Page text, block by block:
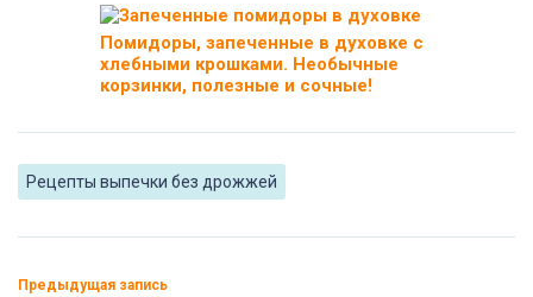
Помидоры, запеченные в духовке с
хлебными крошками. Необычные
корзинки, полезные и сочные!
Рецепты выпечки без дрожжей
Предыдущая запись